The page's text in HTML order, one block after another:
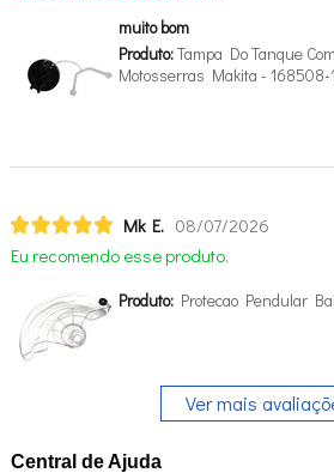
muito bom
Produto:Tampa Do Tanque
Motosserras Makita - 168508-1
Mk E. 08/07/2026
Eu recomendo esse produto.
Produto:Protecao Pendular
Ver mais
Central de Ajuda